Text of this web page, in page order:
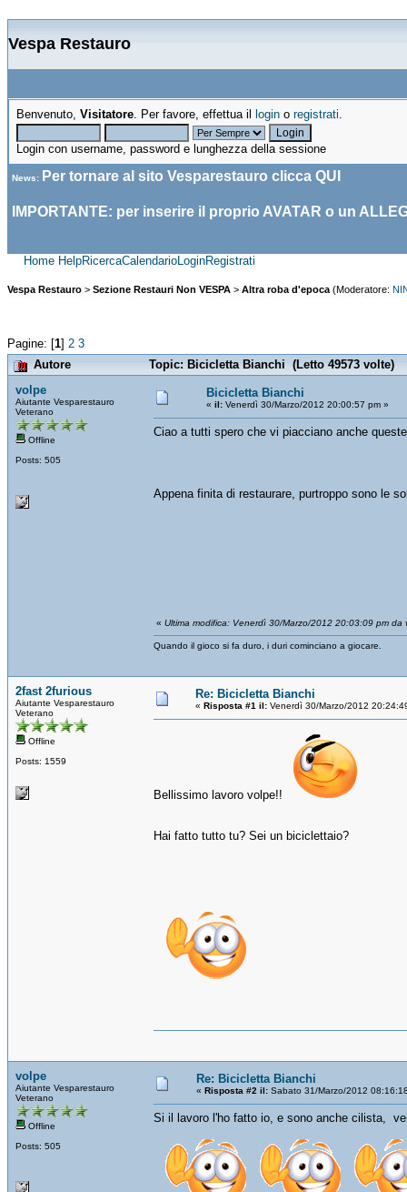
Vespa Restauro
Benvenuto, Visitatore. Per favore, effettua il login o registrati.
Login con username, password e lunghezza della sessione
News: Per tornare al sito Vesparestauro clicca QUI
IMPORTANTE: per inserire il proprio AVATAR o un
Home HelpRicercaCalendarioLoginRegistrati
Vespa Restauro > Sezione Restauri Non VESPA > Altra roba d'epoca (Moderatore:
Pagine: [1] 2 3
Autore
Topic: Bicicletta Bianchi (Letto 49573 volte)
volpe
Aiutante Vesparestauro
Veterano
Offline
Posts: 505
Bicicletta Bianchi
« il: Venerdì 30/Marzo/2012 20:00:57 pm »
Ciao a tutti spero che vi piacciano anche
Appena finita di restaurare, purtroppo sono le
« Ultima modifica: Venerdì 30/Marzo/2012 20:03:09 pm da
Quando il gioco si fa duro, i duri cominciano a giocare.
2fast 2furious
Aiutante Vesparestauro
Veterano
Offline
Posts: 1559
Re: Bicicletta Bianchi
« Risposta #1 il: Venerdì 30/Marzo/2012
Bellissimo lavoro volpe!!
Hai fatto tutto tu? Sei un biciclettaio?
volpe
Aiutante Vesparestauro
Veterano
Offline
Posts: 505
Re: Bicicletta Bianchi
« Risposta #2 il: Sabato 31/Marzo/2012
Si il lavoro l'ho fatto io, e sono anche cilista,